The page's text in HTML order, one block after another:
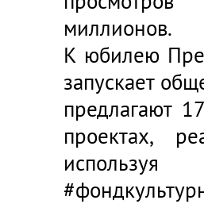
миллионов.
К юбилею
запускает
предлагают
проектах,